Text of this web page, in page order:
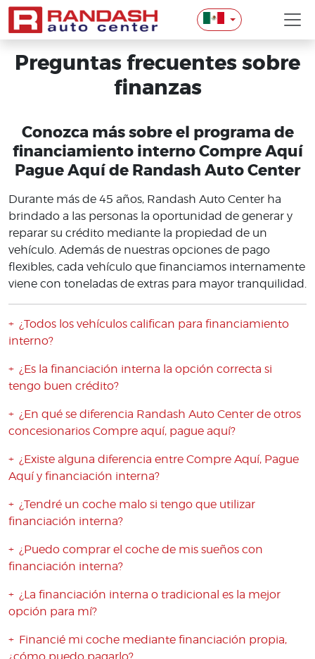
Preguntas frecuentes sobre
finanzas
Conozca más sobre el programa de
financiamiento interno Compre Aquí
Pague Aquí de Randash Auto Center
Durante más de 45 años, Randash Auto Center ha
brindado a las personas la oportunidad de generar y
reparar su crédito mediante la propiedad de un
vehículo. Además de nuestras opciones de pago
flexibles, cada vehículo que financiamos internamente
viene con toneladas de extras para mayor tranquilidad.
¿Todos los vehículos califican para financiamiento
interno?
¿Es la financiación interna la opción correcta si
tengo buen crédito?
¿En qué se diferencia Randash Auto Center de otros
concesionarios Compre aquí, pague aquí?
¿Existe alguna diferencia entre Compre Aquí, Pague
Aquí y financiación interna?
¿Tendré un coche malo si tengo que utilizar
financiación interna?
¿Puedo comprar el coche de mis sueños con
financiación interna?
¿La financiación interna o tradicional es la mejor
opción para mí?
Financié mi coche mediante financiación propia,